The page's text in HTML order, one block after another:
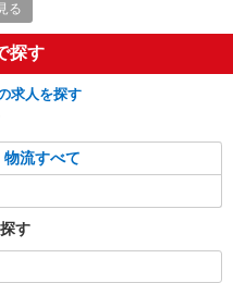
S-T2）
つけるマシンの操作/日払い
1,875円 ※経験・能力による
修期間の時給変動なし 交通
倉下
る
探す
求人を探す
流すべて
す